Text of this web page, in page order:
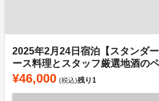
2025年2月24日宿泊【スタンダ
ース料理とスタッフ厳選地酒の
¥46,000 (税込)残り1